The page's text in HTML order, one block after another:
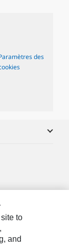
des
to
and